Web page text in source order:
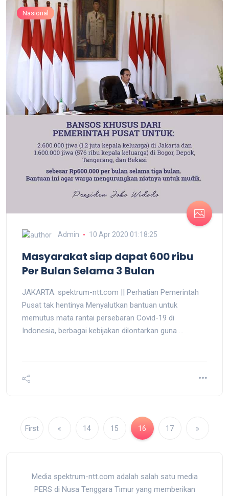
Nasional
Admin 10 Apr 2020 01:18:25
Masyarakat siap dapat 600 ribu
Per Bulan Selama 3 Bulan
JAKARTA. spektrum-ntt.com || Perhatian Pemerintah
Pusat tak hentinya Menyalutkan bantuan untuk
memutus mata rantai persebaran Covid-19 di
Indonesia, berbagai kebijakan dilontarkan guna ...
First « 14 15 16 17 »
Media spektrum-ntt.com adalah salah satu media
PERS di Nusa Tenggara Timur yang memberikan